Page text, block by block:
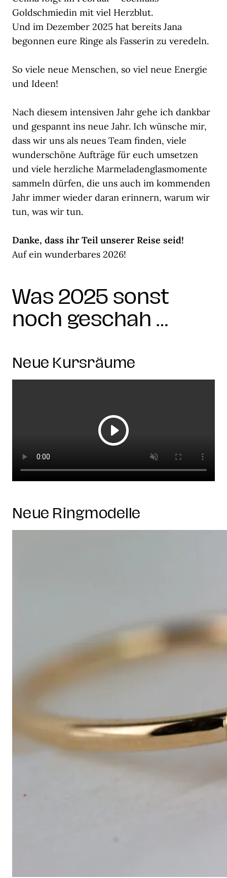
Goldschmiedin mit viel Herzblut.
Und im Dezember 2025 hat bereits Jana
begonnen eure Ringe als Fasserin zu veredeln.
So viele neue Menschen, so viel neue Energie
und Ideen!
Nach diesem intensiven Jahr gehe ich dankbar
und gespannt ins neue Jahr. Ich wünsche mir,
dass wir uns als neues Team finden, viele
wunderschöne Aufträge für euch umsetzen
und viele herzliche Marmeladenglasmomente
sammeln dürfen, die uns auch im kommenden
Jahr immer wieder daran erinnern, warum wir
tun, was wir tun.
Danke, dass ihr Teil unserer Reise seid!
Auf ein wunderbares 2026!
Was 2025 sonst
noch geschah …
Neue Kursräume
Neue Ringmodelle